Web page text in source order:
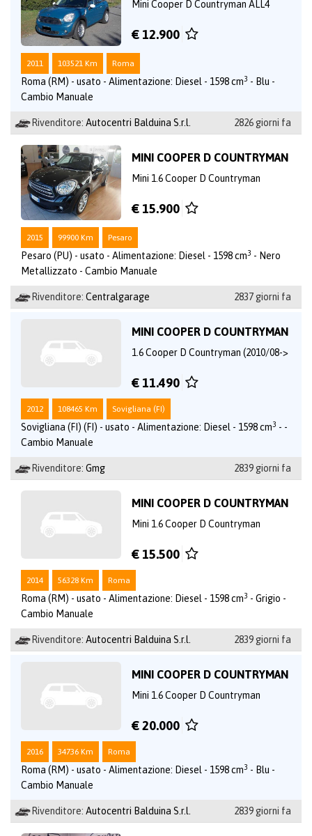
Mini Cooper D Countryman ALL4
€ 12.900
2011 103521 Km Roma
Roma (RM) - usato - Alimentazione: Diesel - 1598 cm3 - Blu -
Cambio Manuale
Rivenditore: Autocentri Balduina S.r.l. 2826 giorni fa
MINI COOPER D COUNTRYMAN
Mini 1.6 Cooper D Countryman
€ 15.900
2015 99900 Km Pesaro
Pesaro (PU) - usato - Alimentazione: Diesel - 1598 cm3 - Nero
Metallizzato - Cambio Manuale
Rivenditore: Centralgarage 2837 giorni fa
MINI COOPER D COUNTRYMAN
1.6 Cooper D Countryman (2010/08->
€ 11.490
2012 108465 Km Sovigliana (FI)
Sovigliana (FI) (FI) - usato - Alimentazione: Diesel - 1598 cm3 - -
Cambio Manuale
Rivenditore: Gmg 2839 giorni fa
MINI COOPER D COUNTRYMAN
Mini 1.6 Cooper D Countryman
€ 15.500
2014 56328 Km Roma
Roma (RM) - usato - Alimentazione: Diesel - 1598 cm3 - Grigio -
Cambio Manuale
Rivenditore: Autocentri Balduina S.r.l. 2839 giorni fa
MINI COOPER D COUNTRYMAN
Mini 1.6 Cooper D Countryman
€ 20.000
2016 34736 Km Roma
Roma (RM) - usato - Alimentazione: Diesel - 1598 cm3 - Blu -
Cambio Manuale
Rivenditore: Autocentri Balduina S.r.l. 2839 giorni fa